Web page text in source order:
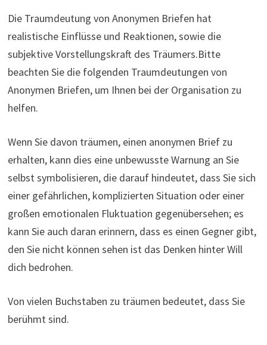
Die Traumdeutung von Anonymen Briefen hat
realistische Einflüsse und Reaktionen, sowie die
subjektive Vorstellungskraft des Träumers.Bitte
beachten Sie die folgenden Traumdeutungen von
Anonymen Briefen, um Ihnen bei der Organisation zu
helfen.
Wenn Sie davon träumen, einen anonymen Brief zu
erhalten, kann dies eine unbewusste Warnung an Sie
selbst symbolisieren, die darauf hindeutet, dass Sie sich
einer gefährlichen, komplizierten Situation oder einer
großen emotionalen Fluktuation gegenübersehen; es
kann Sie auch daran erinnern, dass es einen Gegner gibt,
den Sie nicht können sehen ist das Denken hinter Will
dich bedrohen.
Von vielen Buchstaben zu träumen bedeutet, dass Sie
berühmt sind.